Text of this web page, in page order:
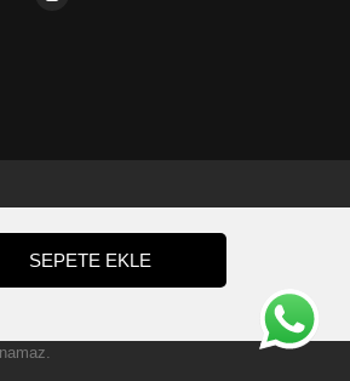
SEPETE EKLE